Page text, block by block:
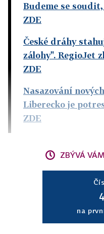
Budeme se
ZDE
České dráhy
zálohy". RegioJet
ZDE
Nasazování
Liberecko je
ZDE
ZBÝVÁ
na